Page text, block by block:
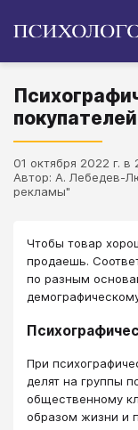
покупателей
01 октября 2022 г. в
Автор: А. Лебедев-
рекламы"
Чтобы товар
продаешь.
по разным
При
делят на группы
общественному
образом жизни и